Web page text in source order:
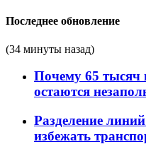
Последнее обновление
(34 минуты назад)
Почему 65 тысяч
остаются
Разделение
избежать